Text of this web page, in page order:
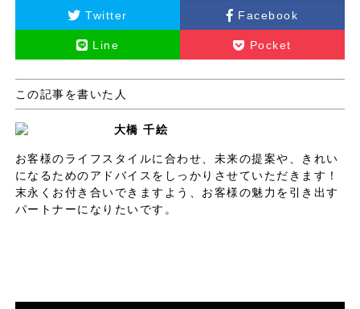
Twitter Facebook
Line Pocket
この記事を書いた人
大橋 千絵
お客様のライフスタイルに合わせ、未来の提案や、きれい
になるためのアドバイスをしっかりさせていただきます！
末永くお付き合いできますよう、お客様の魅力を引き出す
パートナーになりたいです。